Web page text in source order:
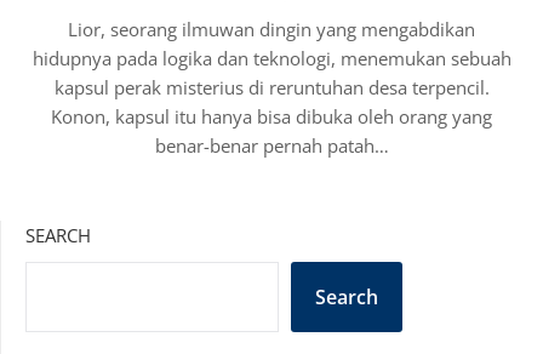
Lior, seorang ilmuwan dingin yang mengabdikan
hidupnya pada logika dan teknologi, menemukan sebuah
kapsul perak misterius di reruntuhan desa terpencil.
Konon, kapsul itu hanya bisa dibuka oleh orang yang
benar-benar pernah patah…
SEARCH
Search